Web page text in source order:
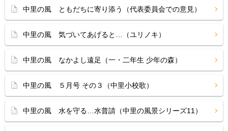
中里の風 ともだちに寄り添う（代表委員会での意見）
中里の風 気づいてあげると…（ユリノキ）
中里の風 なかよし遠足（一・二年生 少年の森）
中里の風 ５月号 その３（中里小校歌）
中里の風 水を守る…水普請（中里の風景シリーズ11）